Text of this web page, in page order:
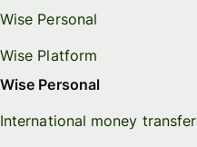
Wise Personal
Wise Platform
Wise Personal
International money transfer